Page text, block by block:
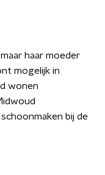
haar moeder
mogelijk in
wonen
bij de